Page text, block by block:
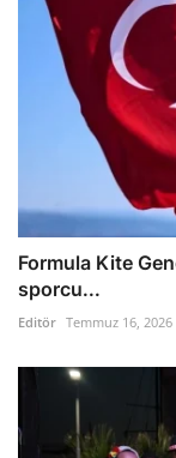
Formula Kite
sporcu...
Editör Temmuz 16, 2026